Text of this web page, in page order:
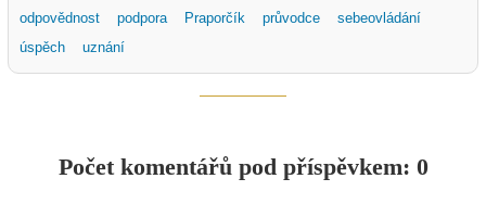
odpovědnost
podpora Praporčík průvodce
sebeovládání
úspěch
uznání
Počet komentářů pod příspěvkem: 0